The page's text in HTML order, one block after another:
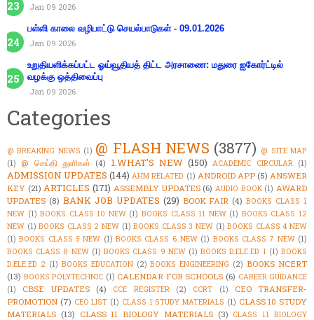
Jan 09 2026
பள்ளி காலை வழிபாட்டு செயல்பாடுகள் - 09.01.2026
Jan 09 2026
உறுதியளிக்கப்பட்ட ஓய்வூதியத் திட்ட அரசாணை: மதுரை ஐகோர்ட்டில்
வழக்கு ஒத்திவைப்பு
Jan 09 2026
Categories
@ BREAKING NEWS (1) @ FLASH NEWS (3877) @ SITE MAP
(1) @ செய்தி துளிகள் (4) 1.WHAT'S NEW (150) ACADEMIC CIRCULAR (1)
ADMISSION UPDATES (144) AHM RELATED (1) ANDROID APP (5) ANSWER
KEY (21) ARTICLES (171) ASSEMBLY UPDATES (6) AUDIO BOOK (1) AWARD
UPDATES (8) BANK JOB UPDATES (29) BOOK FAIR (4) BOOKS CLASS 1
NEW (1) BOOKS CLASS 10 NEW (1) BOOKS CLASS 11 NEW (1) BOOKS CLASS 12
NEW (1) BOOKS CLASS 2 NEW (1) BOOKS CLASS 3 NEW (1) BOOKS CLASS 4 NEW
(1) BOOKS CLASS 5 NEW (1) BOOKS CLASS 6 NEW (1) BOOKS CLASS 7 NEW (1)
BOOKS CLASS 8 NEW (1) BOOKS CLASS 9 NEW (1) BOOKS D.ELE.ED 1 (1) BOOKS
D.ELE.ED 2 (1) BOOKS EDUCATION (2) BOOKS ENGINEERING (2) BOOKS NCERT
(13) BOOKS POLYTECHNIC (1) CALENDAR FOR SCHOOLS (6) CAREER GUIDANCE
(1)
CBSE UPDATES (4) CCE REGISTER (2) CCRT (1)
CEO TRANSFER-
PROMOTION (7) CEO LIST (1) CLASS 1 STUDY MATERIALS (1) CLASS 10 STUDY
MATERIALS (13) CLASS 11 BIOLOGY MATERIALS (3) CLASS 11 BIOLOGY